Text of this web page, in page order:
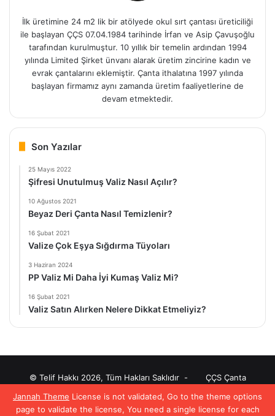
Jannah Theme License is not validated, Go to the theme options
page to validate the license, You need a single license for each
İlk üretimine 24 m2 lik bir atölyede okul sırt çantası üreticiliği
ile başlayan ÇÇS 07.04.1984 tarihinde İrfan ve Asip Çavuşoğlu
tarafından kurulmuştur. 10 yıllık bir temelin ardından 1994
yılında Limited Şirket ünvanı alarak üretim zincirine kadın ve
evrak çantalarını eklemiştir. Çanta ithalatına 1997 yılında
başlayan firmamız aynı zamanda üretim faaliyetlerine de
devam etmektedir.
Son Yazılar
25 Mayıs 2022
Şifresi Unutulmuş Valiz Nasıl Açılır?
10 Ağustos 2021
Beyaz Deri Çanta Nasıl Temizlenir?
16 Şubat 2021
Valize Çok Eşya Sığdırma Tüyoları
3 Haziran 2024
PP Valiz Mi Daha İyi Kumaş Valiz Mi?
16 Şubat 2021
Valiz Satın Alırken Nelere Dikkat Etmeliyiz?
© Telif Hakkı 2026, Tüm Hakları Saklıdır - ÇÇS Çanta
Facebook
X PinterestYouTubeInstagram